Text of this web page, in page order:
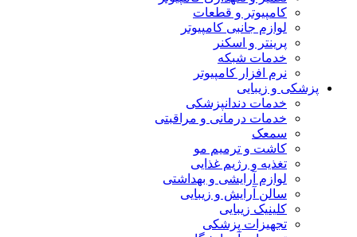
کامپیوتر و قطعات
لوازم جانبی کامپیوتر
پرینتر و اسکنر
خدمات شبکه
نرم افزار کامپیوتر
پزشکی و زیبایی
خدمات دندانپزشکی
خدمات درمانی و مراقبتی
سمعک
کاشت و ترمیم مو
تغذیه و رژیم غذایی
لوازم آرایشی و بهداشتی
سالن آرایش و زیبایی
کلینیک زیبایی
تجهیزات پزشکی